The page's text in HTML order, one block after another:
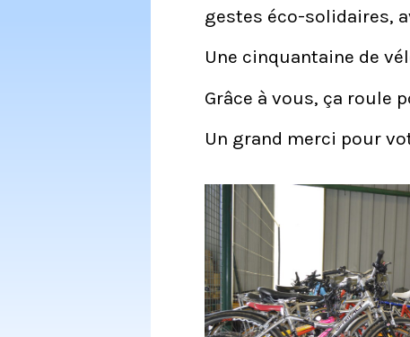
gestes éco-solidaires,
Une cinquantaine de
Grâce à vous, ça roule
Un grand merci pour